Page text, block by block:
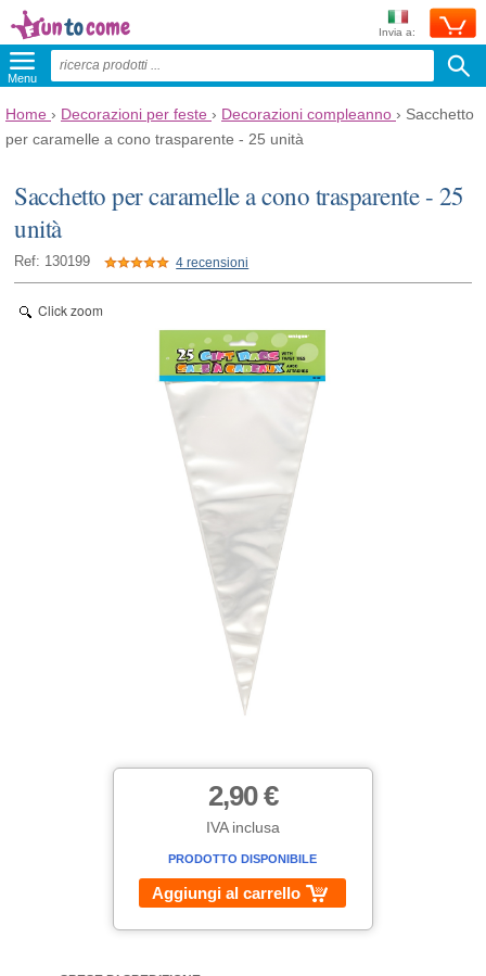
Invia a:
Menu
Home › Decorazioni per feste › Decorazioni compleanno › Sacchetto
per caramelle a cono trasparente - 25 unità
Sacchetto per caramelle a cono trasparente - 25
unità
Ref: 130199 4 recensioni
Click zoom
2,90 €
IVA inclusa
PRODOTTO DISPONIBILE
Aggiungi al carrello